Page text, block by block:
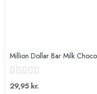
Million Dollar Bar Milk
29,95 kr.